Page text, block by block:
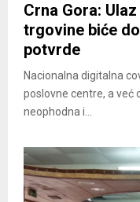
Crna Gora:
trgovine biće
potvrde
Nacionalna digitalna
poslovne centre, a već
neophodna i...